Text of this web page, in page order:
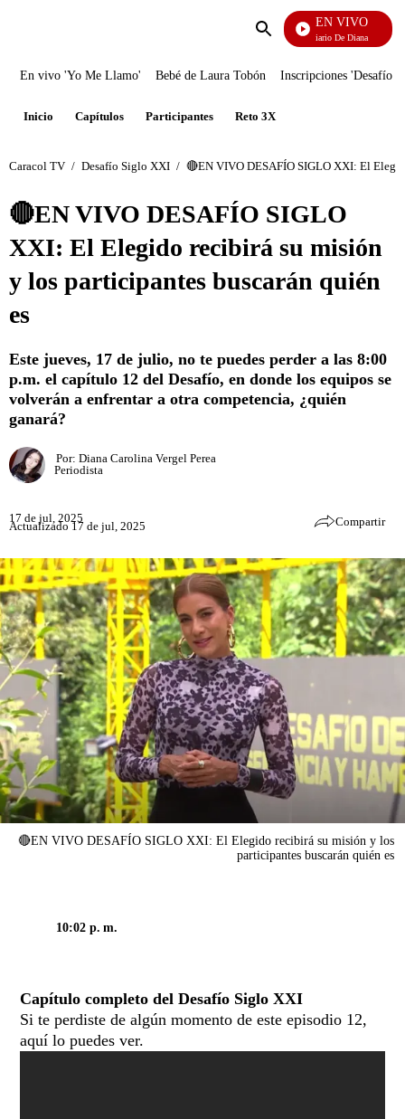
Enviar
EN VIVO
Diario De Diana
En vivo 'Yo Me Llamo' Bebé de Laura Tobón Inscripciones 'Desafío'
Inicio Capítulos Participantes Reto 3X
Caracol TV / Desafío Siglo XXI / 🔴EN VIVO DESAFÍO SIGLO XXI: El
🔴EN VIVO DESAFÍO SIGLO
XXI: El Elegido recibirá su misión
y los participantes buscarán quién
es
Este jueves, 17 de julio, no te puedes perder a las 8:00
p.m. el capítulo 12 del Desafío, en donde los equipos se
volverán a enfrentar a otra competencia, ¿quién
ganará?
Por: Diana Carolina Vergel Perea
Periodista
17 de jul, 2025
Actualizado 17 de jul, 2025 Compartir
🔴EN VIVO DESAFÍO SIGLO XXI: El Elegido recibirá su misión y los
participantes buscarán quién es
10:02 p. m.
Capítulo completo del Desafío Siglo XXI
Si te perdiste de algún momento de este episodio 12,
aquí lo puedes ver.